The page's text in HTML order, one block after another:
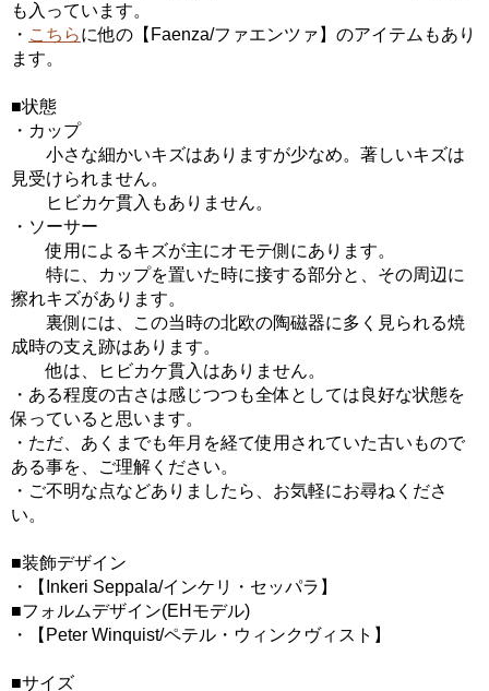
も入っています。
・ こちらに他の【Faenza/ファエンツァ】のアイテムもあり
ます。
■状態
・カップ
小さな細かいキズはありますが少なめ。著しいキズは
見受けられません。
ヒビカケ貫入もありません。
・ソーサー
使用によるキズが主にオモテ側にあります。
特に、カップを置いた時に接する部分と、その周辺に
擦れキズがあります。
裏側には、この当時の北欧の陶磁器に多く見られる焼
成時の支え跡はあります。
他は、ヒビカケ貫入はありません。
・ある程度の古さは感じつつも全体としては良好な状態を
保っていると思います。
・ただ、あくまでも年月を経て使用されていた古いもので
ある事を、ご理解ください。
・ご不明な点などありましたら、お気軽にお尋ねくださ
い。
■装飾デザイン
・【Inkeri Seppala/インケリ・セッパラ】
■フォルムデザイン(EHモデル)
・【Peter Winquist/ペテル・ウィンクヴィスト】
■サイズ